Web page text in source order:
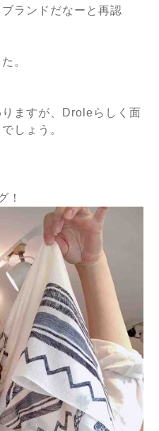
ランドだなーと再認
。
ますが、Droleらしく面
しょう。
！